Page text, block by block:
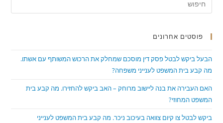
ממות
פוסטים אחרונים
הבעל ביקש לבטל פסק דין מוסכם שמחלק את הרכוש המשותף עם אשתו.
מה קבע בית המשפט לענייני משפחה?
האם העבירה את בנה ליישוב מרוחק – האב ביקש להחזירו. מה קבע בית
המשפט המחוזי?
ביקש לבטל צו קיום צוואה בעיכוב ניכר. מה קבע בית המשפט לענייני